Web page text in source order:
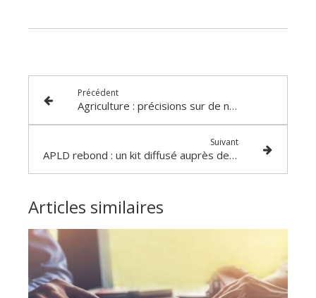
Précédent
Agriculture : précisions sur de nombreuses aides
Suivant
APLD rebond : un kit diffusé auprès des employeurs
Articles similaires